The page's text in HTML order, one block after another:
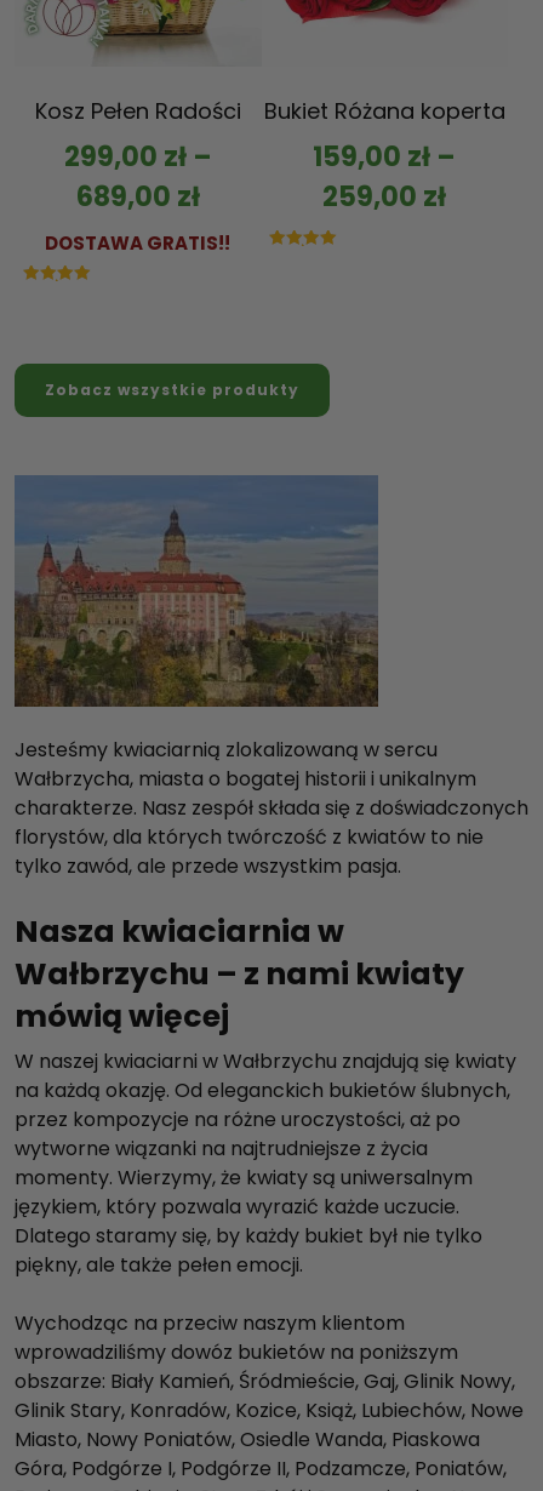
Kosz Pełen Radości
299,00 zł–
689,00 zł
DOSTAWA GRATIS!!
Bukiet Różana koperta
159,00 zł –
259,00 zł
Zobacz wszystkie produkty
Jesteśmy kwiaciarnią zlokalizowaną w sercu
Wałbrzycha, miasta o bogatej historii i unikalnym
charakterze. Nasz zespół składa się z doświadczonych
florystów, dla których twórczość z kwiatów to nie
tylko zawód, ale przede wszystkim pasja.
Nasza kwiaciarnia w
Wałbrzychu – z nami kwiaty
mówią więcej
W naszej kwiaciarni w Wałbrzychu znajdują się kwiaty
na każdą okazję. Od eleganckich bukietów ślubnych,
przez kompozycje na różne uroczystości, aż po
wytworne wiązanki na najtrudniejsze z życia
momenty. Wierzymy, że kwiaty są uniwersalnym
językiem, który pozwala wyrazić każde uczucie.
Dlatego staramy się, by każdy bukiet był nie tylko
piękny, ale także pełen emocji.
Wychodząc na przeciw naszym klientom
wprowadziliśmy dowóz bukietów na poniższym
obszarze: Biały Kamień, Śródmieście, Gaj, Glinik Nowy,
Glinik Stary, Konradów, Kozice, Książ, Lubiechów, Nowe
Miasto, Nowy Poniatów, Osiedle Wanda, Piaskowa
Góra, Podgórze I, Podgórze II, Podzamcze, Poniatów,